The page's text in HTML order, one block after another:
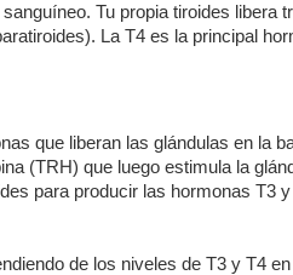
Tu propia tiroides libera
La T4 es la principal
que liberan las glándulas en la
(TRH) que luego estimula la
para producir las hormonas T3
de los niveles de T3 y T4